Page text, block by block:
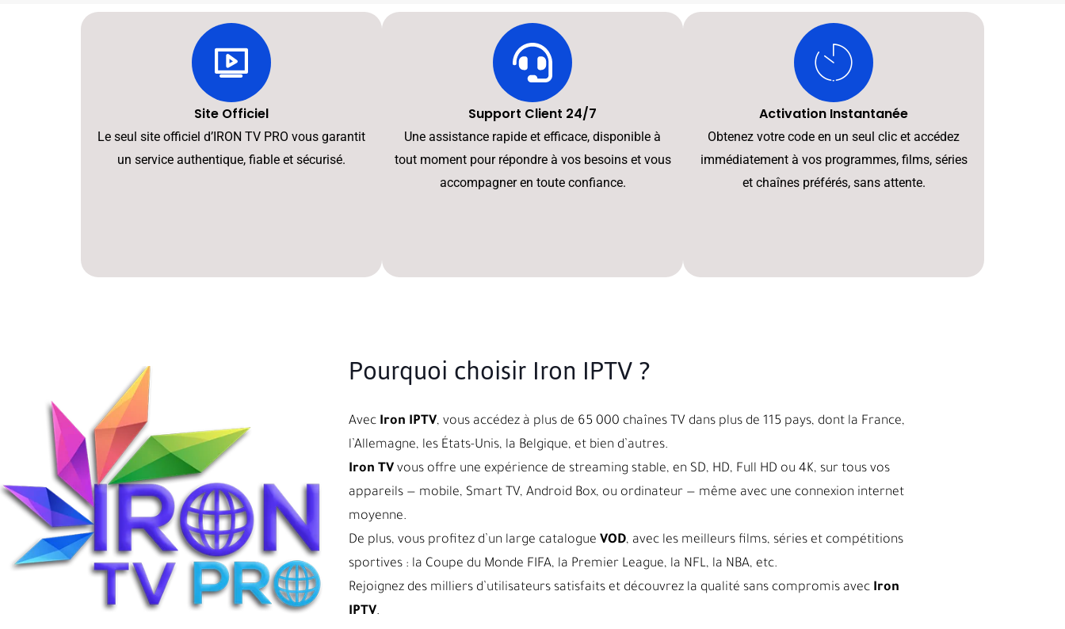
Site Officiel
Le seul site officiel d’IRON TV PRO vous garantit
un service authentique, fiable et sécurisé.
Support Client 24/7
Une assistance rapide et efficace, disponible à
tout moment pour répondre à vos besoins et vous
accompagner en toute confiance.
Activation Instantanée
Obtenez votre code en un seul clic et accédez
immédiatement à vos programmes, films, séries
et chaînes préférés, sans attente.
Pourquoi choisir Iron IPTV ?
Avec Iron IPTV, vous accédez à plus de 65 000 chaînes TV dans plus de 115 pays, dont la France,
l’Allemagne, les États-Unis, la Belgique, et bien d’autres.
Iron TVvous offre une expérience de streaming stable, en SD, HD, Full HD ou 4K, sur tous vos
appareils — mobile, Smart TV, Android Box, ou ordinateur — même avec une connexion internet
moyenne.
De plus, vous profitez d’un large catalogue VOD, avec les meilleurs films, séries et compétitions
sportives : la Coupe du Monde FIFA, la Premier League, la NFL, la NBA, etc.
Rejoignez des milliers d’utilisateurs satisfaits et découvrez la qualité sans compromis avec Iron
IPTV.